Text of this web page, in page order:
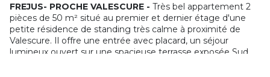
FREJUS- PROCHE VALESCURE - Très bel appartement 2
pièces de 50 m² situé au premier et dernier étage d'une
petite résidence de standing très calme à proximité de
Valescure. Il offre une entrée avec placard, un séjour
lumineux ouvert sur une spacieuse terrasse exposée Sud